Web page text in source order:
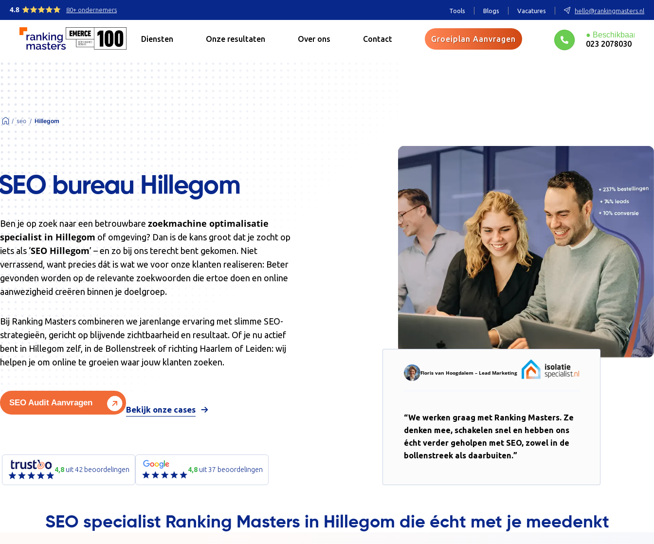
4.8 80+ ondernemers Tools Blogs Vacatures hello@rankingmasters.nl
Diensten Onze resultaten Over ons Contact Groeiplan Aanvragen
023 2078030
seo Hillegom
bureau Hillegom
Ben je op zoek naar een betrouwbare zoekmachine optimalisatie
specialist in Hillegom of omgeving? Dan is de kans groot dat je zocht op
iets als ‘SEO Hillegom’ – en zo bij ons terecht bent gekomen. Niet
verrassend, want precies dát is wat we voor onze klanten realiseren: Beter
gevonden worden op de relevante zoekwoorden die ertoe doen en online
aanwezigheid creëren binnen je doelgroep.
Bij Ranking Masters combineren we jarenlange ervaring met slimme SEO-
strategieën, gericht op blijvende zichtbaarheid en resultaat. Of je nu actief
bent in Hillegom zelf, in de Bollenstreek of richting Haarlem of Leiden: wij
helpen je om online te groeien waar jouw klanten zoeken.
SEO Audit Aanvragen
Bekijk onze cases
4,8uit 42 beoordelingen 4,8uit 37 beoordelingen
Floris van Hoogdalem – Lead Marketing
“We werken graag met Ranking Masters. Ze
denken mee, schakelen snel en hebben ons
écht verder geholpen met SEO, zowel in de
bollenstreek als daarbuiten.”
SEO specialist Ranking Masters in Hillegom die écht met je meedenkt